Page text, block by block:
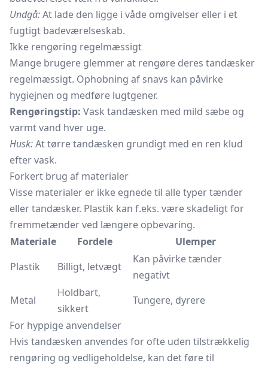
Undgå:At lade den ligge i våde omgivelser eller i et
fugtigt badeværelseskab.
Ikke rengøring regelmæssigt
Mange brugere glemmer at rengøre deres tandæsker
regelmæssigt. Ophobning af snavs kan påvirke
hygiejnen og medføre lugtgener.
Rengøringstip: Vask tandæsken med mild sæbe og
varmt vand hver uge.
Husk:At tørre tandæsken grundigt med en ren klud
efter vask.
Forkert brug af materialer
Visse materialer er ikke egnede til alle typer tænder
eller tandæsker. Plastik kan f.eks. være skadeligt for
fremmetænder ved længere opbevaring.
Materiale
Fordele
Ulemper
Plastik
Billigt, letvægt
Kan påvirke tænder
negativt
Metal
Holdbart,
sikkert
Tungere, dyrere
For hyppige anvendelser
Hvis tandæsken anvendes for ofte uden tilstrækkelig
rengøring og vedligeholdelse, kan det føre til